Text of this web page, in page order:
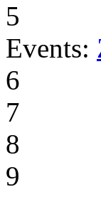
5
Events:
6
7
8
9